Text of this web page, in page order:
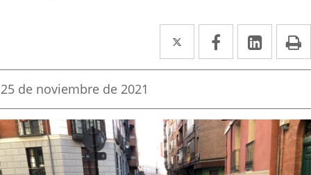
Twitter
Enlace
a
aplicación
externa.
Facebook
Enlace
a
aplicación
externa.
Enlace
a
Fecha
la
noticia
25 de noviembre de 2021